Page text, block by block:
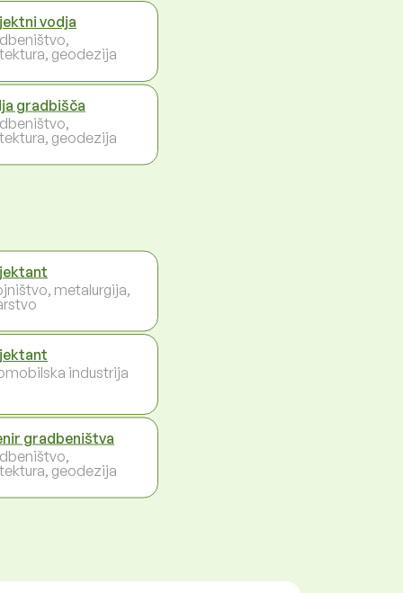
vodja
geodezija
gradbišča
geodezija
metalurgija,
industrija
gradbeništva
geodezija